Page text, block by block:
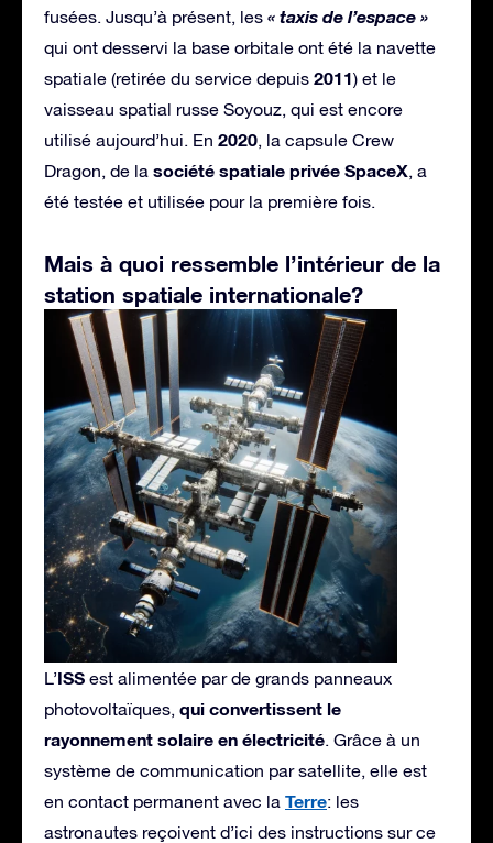
fusées. Jusqu’à présent, les « taxis de l’espace »
qui ont desservi la base orbitale ont été la navette
spatiale (retirée du service depuis 2011) et le
vaisseau spatial russe Soyouz, qui est encore
utilisé aujourd’hui. En 2020, la capsule Crew
Dragon, de la société spatiale privée SpaceX, a
été testée et utilisée pour la première fois.
Mais à quoi ressemble l’intérieur de la
station spatiale internationale?
L’ISS est alimentée par de grands panneaux
photovoltaïques, qui convertissent le
rayonnement solaire en électricité. Grâce à un
système de communication par satellite, elle est
en contact permanent avec la Terre: les
astronautes reçoivent d’ici des instructions sur ce